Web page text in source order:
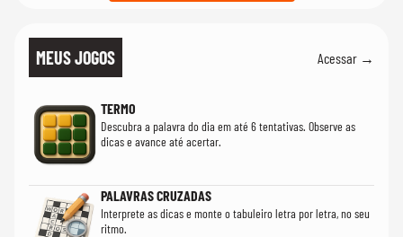
MEUS JOGOS Acessar →
TERMO
Descubra a palavra do dia em até 6 tentativas. Observe as
dicas e avance até acertar.
PALAVRAS CRUZADAS
Interprete as dicas e monte o tabuleiro letra por letra, no seu
ritmo.